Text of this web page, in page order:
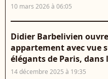
10 mars 2026 à 06:05
Didier Barbelivien
appartement avec vue
élégants de Paris,
14 décembre 2025 à 19:35